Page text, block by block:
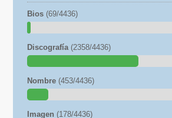
Bios (69/4436)
Discografía (2358/4436)
Nombre (453/4436)
Imagen (178/4436)